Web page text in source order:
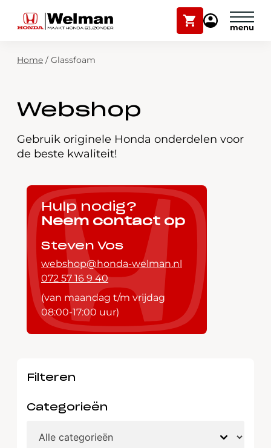
Winkelwagen
Mijn
Modellen
Over ons
Webshop
Contact
Zoekfunctie
Plan onderhoud
Mijn Honda Welman
Home / Glassfoam
Webshop
Gebruik originele Honda onderdelen voor
de beste kwaliteit!
Hulp nodig?
Neem contact op
Steven Vos
webshop@honda-welman.nl
072 57 16 9 40
(van maandag t/m vrijdag
08:00-17:00 uur)
Filteren
Categorieën